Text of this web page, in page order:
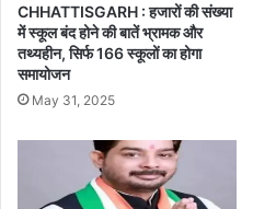
CHHATTISGARH : हजारों की संख्या
में स्कूल बंद होने की बातें भ्रामक और
तथ्यहीन, सिर्फ 166 स्कूलों का होगा
समायोजन
May 31, 2025